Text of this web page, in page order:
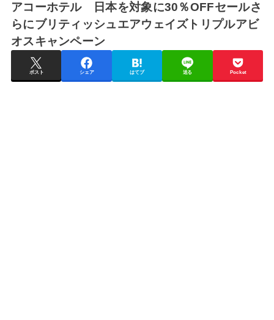
アコーホテル 日本を対象に30％OFFセールさ
らにブリティッシュエアウェイズトリプルアビ
オスキャンペーン
ポスト シェア はてブ 送る Pocket